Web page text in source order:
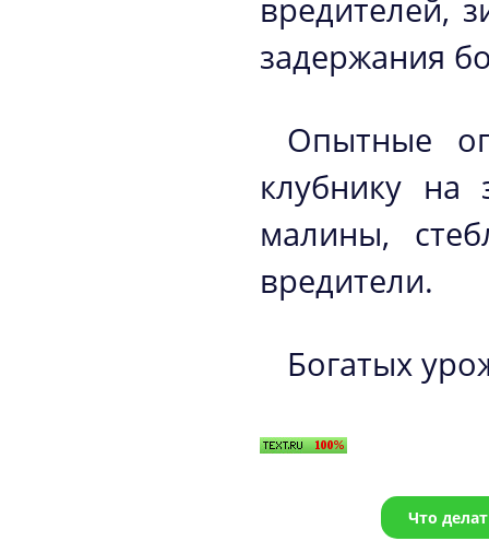
вредителей,
задержания
Опытные
клубнику на
малины,
вредители.
Богатых
Что